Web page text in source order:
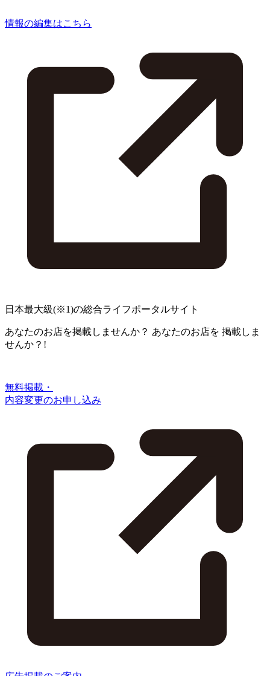
情報の編集はこちら
日本最大級(※1)の総合ライフポータルサイト
あなたのお店を掲載しませんか？ あなたのお店を 掲載しま
せんか？!
無料掲載・
内容変更のお申し込み